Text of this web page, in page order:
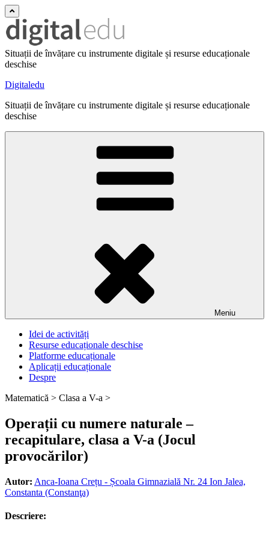
Situații de învățare cu instrumente digitale și resurse educaționale
deschise
Digitaledu
Situații de învățare cu instrumente digitale și resurse educaționale
deschise
Meniu
Idei de activități
Resurse educaționale deschise
Platforme educaționale
Aplicații educaționale
Despre
Matematică > Clasa a V-a >
Operații cu numere naturale –
recapitulare, clasa a V-a (Jocul
provocărilor)
Autor: Anca-Ioana Crețu - Școala Gimnazială Nr. 24 Ion Jalea,
Constanta (Constanţa)
Descriere: